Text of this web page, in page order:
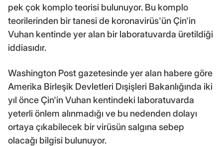
pek çok komplo teorisi bulunuyor. Bu komplo
teorilerinden bir tanesi de koronavirüs'ün Çin'in
Vuhan kentinde yer alan bir laboratuvarda üretildiği
iddiasıdır.
Washington Post gazetesinde yer alan habere göre
Amerika Birleşik Devletleri Dışişleri Bakanlığında iki
yıl önce Çin'in Vuhan kentindeki laboratuvarda
yeterli önlem alınmadığı ve bu nedenden dolayı
ortaya çıkabilecek bir virüsün salgına sebep
olacağı bilgisi bulunuyor.